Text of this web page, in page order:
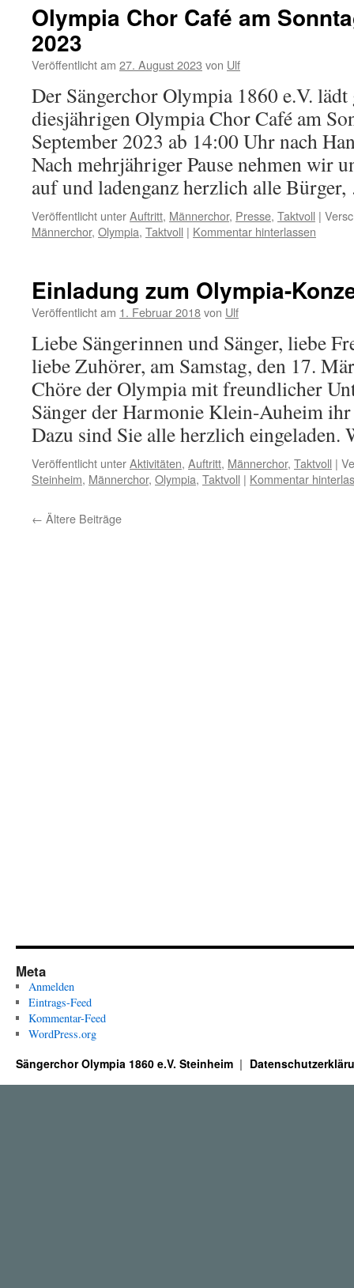
Olympia Chor Café am
2023
Veröffentlicht am 27. August 2023 von Ulf
Der Sängerchor Olympia 1860 e.V.
diesjährigen Olympia Chor Café am
September 2023 ab 14:00 Uhr nach
Nach mehrjähriger Pause nehmen wir
auf und ladenganz herzlich alle
Veröffentlicht unterAuftritt, Männerchor, Presse, Taktvoll |
Männerchor, Olympia, Taktvoll | Kommentar hinterlassen
Einladung zum Olympia-
Veröffentlicht am 1. Februar 2018von Ulf
Liebe Sängerinnen und Sänger, liebe
liebe Zuhörer, am Samstag, den 17.
Chöre der Olympia mit freundlicher
Sänger der Harmonie Klein-Auheim
Dazu sind Sie alle herzlich
Veröffentlicht unterAktivitäten, Auftritt, Männerchor, Taktvoll |
Steinheim, Männerchor, Olympia, Taktvoll | Kommentar
← Ältere Beiträge
Meta
Anmelden
Eintrags-Feed
Kommentar-Feed
WordPress.org
Sängerchor Olympia 1860 e.V. Steinheim